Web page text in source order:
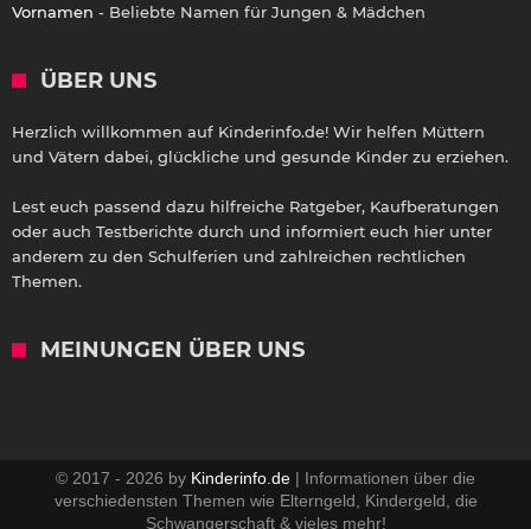
Vornamen - Beliebte Namen für Jungen & Mädchen
ÜBER UNS
Herzlich willkommen auf Kinderinfo.de! Wir helfen Müttern
und Vätern dabei, glückliche und gesunde Kinder zu erziehen.
Lest euch passend dazu hilfreiche Ratgeber, Kaufberatungen
oder auch Testberichte durch und informiert euch hier unter
anderem zu den Schulferien und zahlreichen rechtlichen
Themen.
MEINUNGEN ÜBER UNS
© 2017 - 2026 by Kinderinfo.de | Informationen über die
verschiedensten Themen wie Elterngeld, Kindergeld, die
Schwangerschaft & vieles mehr!